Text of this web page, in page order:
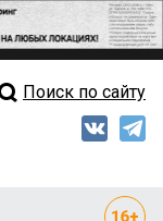
выпуск
Поиск по сайту